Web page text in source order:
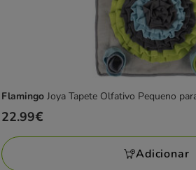
Flamingo Joya Tapete Olfativo Pequeno
Preço
22.99€
22.99€
Adicionar